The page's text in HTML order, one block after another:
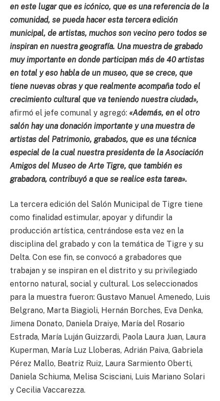
en este lugar que es icónico, que es una referencia de la
comunidad, se pueda hacer esta tercera edición
municipal, de artistas, muchos son vecino pero todos se
inspiran en nuestra geografía. Una muestra de grabado
muy importante en donde participan más de 40 artistas
en total y eso habla de un museo, que se crece, que
tiene nuevas obras y que realmente acompaña todo el
crecimiento cultural que va teniendo nuestra ciudad»,
afirmó el jefe comunal y agregó: «Además, en el otro
salón hay una donación importante y una muestra de
artistas del Patrimonio, grabados, que es una técnica
especial de la cual nuestra presidenta de la Asociación
Amigos del Museo de Arte Tigre, que también es
grabadora, contribuyó a que se realice esta tarea».
La tercera edición del Salón Municipal de Tigre tiene
como finalidad estimular, apoyar y difundir la
producción artística, centrándose esta vez en la
disciplina del grabado y con la temática de Tigre y su
Delta. Con ese fin, se convocó a grabadores que
trabajan y se inspiran en el distrito y su privilegiado
entorno natural, social y cultural. Los seleccionados
para la muestra fueron: Gustavo Manuel Amenedo, Luis
Belgrano, Marta Biagioli, Hernán Borches, Eva Denka,
Jimena Donato, Daniela Draiye, María del Rosario
Estrada, María Luján Guizzardi, Paola Laura Juan, Laura
Kuperman, María Luz Lloberas, Adrián Paiva, Gabriela
Pérez Mallo, Beatriz Ruiz, Laura Sarmiento Oberti,
Daniela Schiuma, Melisa Scisciani, Luis Mariano Solari
y Cecilia Vaccarezza.